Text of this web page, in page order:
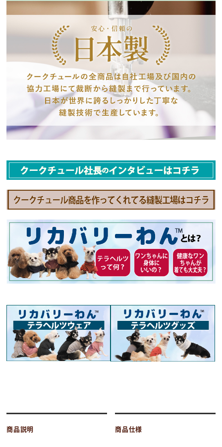
商品説明 商品仕様